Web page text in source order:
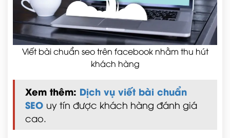
Viết bài chuẩn seo trên facebook nhằm thu hút
khách hàng
Xem thêm: Dịch vụ viết bài chuẩn
SEO uy tín được khách hàng đánh giá
cao.